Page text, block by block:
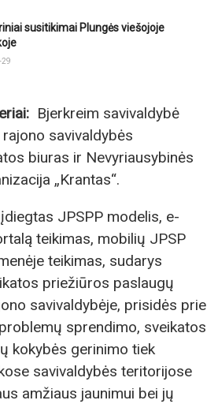
susitikimai Plungės viešojoje
Bjerkreim savivaldybė
savivaldybės
biuras ir Nevyriausybinės
„Krantas“.
JPSPP modelis, e-
teikimas, mobilių JPSP
teikimas, sudarys
priežiūros paslaugų
savivaldybėje, prisidės prie
sprendimo, sveikatos
kokybės gerinimo tiek
savivaldybės teritorijose
amžiaus jaunimui bei jų